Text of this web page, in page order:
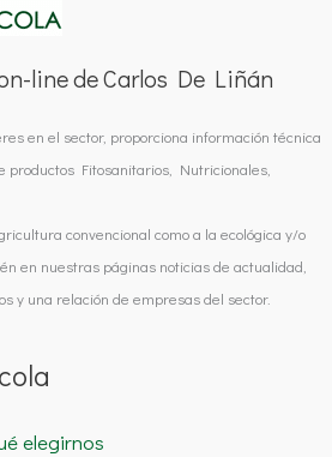
line de Carlos De Liñán
en el sector, proporciona información técnica
productos Fitosanitarios, Nutricionales,
convencional como a la ecológica y/o
en nuestras páginas noticias de actualidad,
y una relación de empresas del sector.
elegirnos